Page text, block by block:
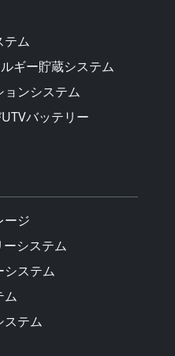
テム
ギー貯蔵システム
ンシステム
バッテリー
ージ
システム
システム
ム
ステム